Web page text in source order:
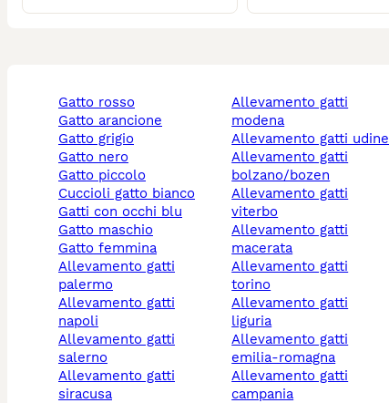
gatto rosso
gatto arancione
gatto grigio
gatto nero
gatto piccolo
cuccioli gatto bianco
gatti con occhi blu
gatto maschio
gatto femmina
allevamento gatti
palermo
allevamento gatti
napoli
allevamento gatti
salerno
allevamento gatti
siracusa
allevamento gatti
modena
allevamento gatti udine
allevamento gatti
bolzano/bozen
allevamento gatti
viterbo
allevamento gatti
macerata
allevamento gatti
torino
allevamento gatti
liguria
allevamento gatti
emilia-romagna
allevamento gatti
campania